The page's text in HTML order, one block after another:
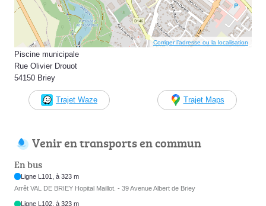
Corriger l’adresse ou la localisation
Piscine municipale
Rue Olivier Drouot
54150 Briey
Trajet Waze Trajet Maps
Venir en transports en commun
En bus
Ligne L101, à 323 m
Arrêt VAL DE BRIEY Hopital Maillot. - 39 Avenue Albert de Briey
Ligne L102, à 323 m